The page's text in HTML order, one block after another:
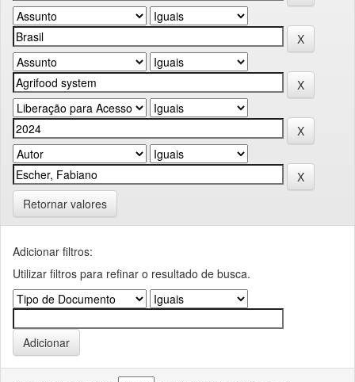
Retornar valores
Adicionar filtros:
Utilizar filtros para refinar o resultado de busca.